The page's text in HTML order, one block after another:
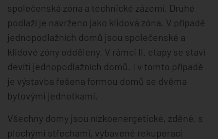
společenská zóna a technické zázemí. Druhé
podlaží je navrženo jako klidová zóna. V případě
jednopodlažních domů jsou společenské a
klidové zóny odděleny. V rámci II. etapy se staví
devíti jednopodlažních domů. I v tomto případě
je výstavba řešena formou domů se dvěma
bytovými jednotkami.
Všechny domy jsou nízkoenergetické, zděné, s
plochými střechami, vybavené rekuperací